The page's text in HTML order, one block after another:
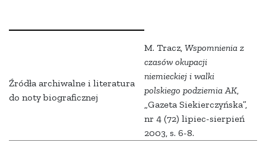
Źródła archiwalne i literatura
do noty biograficznej
M. Tracz, Wspomnienia z
czasów okupacji
niemieckiej i walki
polskiego podziemia AK,
„Gazeta Siekierczyńska”,
nr 4 (72) lipiec-sierpień
2003, s. 6-8.